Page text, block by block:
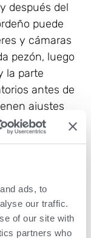
ads, to
our traffic.
of our site with
partners who
después del
puede
y cámaras
pezón, luego
la parte
antes de
ajustes
cuarto.
que
y
el extremo